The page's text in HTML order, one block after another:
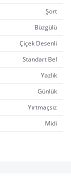
Şort
Büzgülü
Çiçek Desenli
Standart Bel
Yazlık
Günlük
Yırtmaçsız
Midi